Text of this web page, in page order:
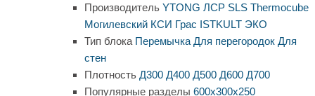
Производитель YTONG ЛСР SLS Thermocube
Могилевский КСИ Грас ISTKULT ЭКО
Тип блока Перемычка Для перегородок Для
стен
Плотность Д300 Д400 Д500 Д600 Д700
Популярные разделы 600х300х250